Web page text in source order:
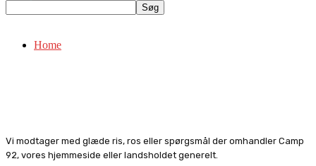
Home
Vi modtager med glæde ris, ros eller spørgsmål der omhandler Camp
92, vores hjemmeside eller landsholdet generelt.